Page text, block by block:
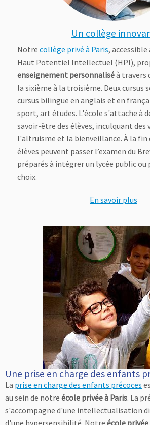
Un collège
Notre collège privé à Paris,
Haut Potentiel Intellectuel (HPI),
enseignement personnaliséà travers
la sixième à la troisième. Deux cursus
cursus bilingue en anglais et en
sport, art études. L'école s'attache à
savoir-être des élèves, inculquant des
l'altruisme et la bienveillance. À la fin
élèves peuvent passer l’examen du
préparés à intégrer un lycée public ou
choix.
En savoir plus
Une prise en charge des enfants
La prise en charge des enfants précoces
au sein de notre école privée à Paris. La
s'accompagne d'une intellectualisation
d'une hypersensibilité. Notre école privée